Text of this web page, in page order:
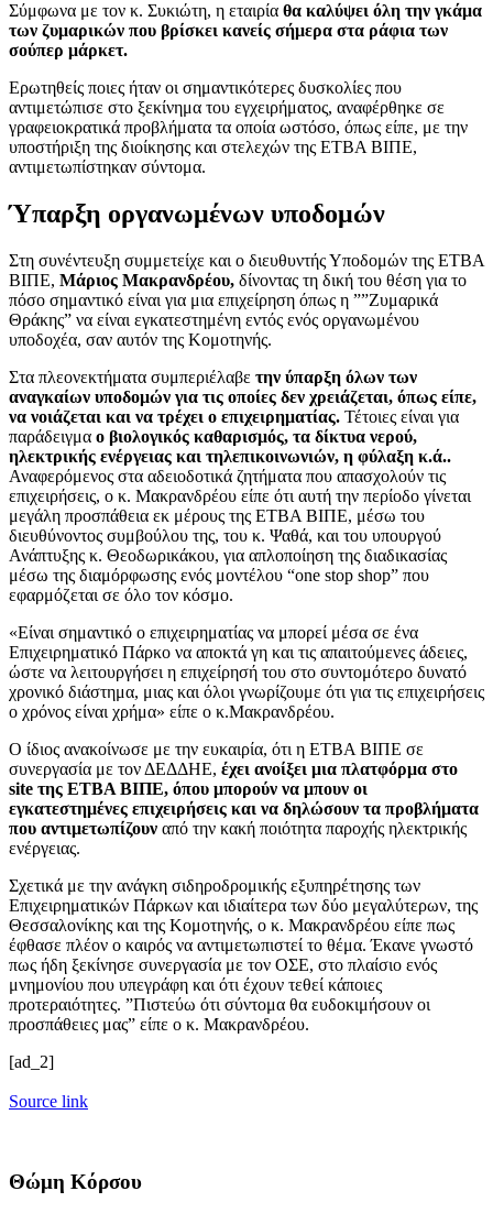
Σύμφωνα με τον κ. Συκιώτη, η εταιρία θα καλύψει όλη την γκάμα
των ζυμαρικών που βρίσκει κανείς σήμερα στα ράφια των
σούπερ μάρκετ.
Ερωτηθείς ποιες ήταν οι σημαντικότερες δυσκολίες που
αντιμετώπισε στο ξεκίνημα του εγχειρήματος, αναφέρθηκε σε
γραφειοκρατικά προβλήματα τα οποία ωστόσο, όπως είπε, με την
υποστήριξη της διοίκησης και στελεχών της ΕΤΒΑ ΒΙΠΕ,
αντιμετωπίστηκαν σύντομα.
Ύπαρξη οργανωμένων υποδομών
Στη συνέντευξη συμμετείχε και ο διευθυντής Υποδομών της ΕΤΒΑ
ΒΙΠΕ, Μάριος Μακρανδρέου, δίνοντας τη δική του θέση για το
πόσο σημαντικό είναι για μια επιχείρηση όπως η ””Ζυμαρικά
Θράκης” να είναι εγκατεστημένη εντός ενός οργανωμένου
υποδοχέα, σαν αυτόν της Κομοτηνής.
Στα πλεονεκτήματα συμπεριέλαβε την ύπαρξη όλων των
αναγκαίων υποδομών για τις οποίες δεν χρειάζεται, όπως είπε,
να νοιάζεται και να τρέχει ο επιχειρηματίας. Τέτοιες είναι για
παράδειγμα ο βιολογικός καθαρισμός, τα δίκτυα νερού,
ηλεκτρικής ενέργειας και τηλεπικοινωνιών, η φύλαξη κ.ά..
Αναφερόμενος στα αδειοδοτικά ζητήματα που απασχολούν τις
επιχειρήσεις, ο κ. Μακρανδρέου είπε ότι αυτή την περίοδο γίνεται
μεγάλη προσπάθεια εκ μέρους της ΕΤΒΑ ΒΙΠΕ, μέσω του
διευθύνοντος συμβούλου της, του κ. Ψαθά, και του υπουργού
Ανάπτυξης κ. Θεοδωρικάκου, για απλοποίηση της διαδικασίας
μέσω της διαμόρφωσης ενός μοντέλου “one stop shop” που
εφαρμόζεται σε όλο τον κόσμο.
«Είναι σημαντικό ο επιχειρηματίας να μπορεί μέσα σε ένα
Επιχειρηματικό Πάρκο να αποκτά γη και τις απαιτούμενες άδειες,
ώστε να λειτουργήσει η επιχείρησή του στο συντομότερο δυνατό
χρονικό διάστημα, μιας και όλοι γνωρίζουμε ότι για τις επιχειρήσεις
ο χρόνος είναι χρήμα» είπε ο κ.Μακρανδρέου.
Ο ίδιος ανακοίνωσε με την ευκαιρία, ότι η ΕΤΒΑ ΒΙΠΕ σε
συνεργασία με τον ΔΕΔΔΗΕ, έχει ανοίξει μια πλατφόρμα στο
site της ΕΤΒΑ ΒΙΠΕ, όπου μπορούν να μπουν οι
εγκατεστημένες επιχειρήσεις και να δηλώσουν τα προβλήματα
που αντιμετωπίζουν από την κακή ποιότητα παροχής ηλεκτρικής
ενέργειας.
Σχετικά με την ανάγκη σιδηροδρομικής εξυπηρέτησης των
Επιχειρηματικών Πάρκων και ιδιαίτερα των δύο μεγαλύτερων, της
Θεσσαλονίκης και της Κομοτηνής, ο κ. Μακρανδρέου είπε πως
έφθασε πλέον ο καιρός να αντιμετωπιστεί το θέμα. Έκανε γνωστό
πως ήδη ξεκίνησε συνεργασία με τον ΟΣΕ, στο πλαίσιο ενός
μνημονίου που υπεγράφη και ότι έχουν τεθεί κάποιες
προτεραιότητες. ”Πιστεύω ότι σύντομα θα ευδοκιμήσουν οι
προσπάθειες μας” είπε ο κ. Μακρανδρέου.
[ad_2]
Source link
Θώμη Κόρσου